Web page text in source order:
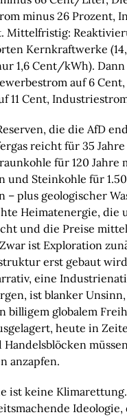
minus 26 Prozent,
Mittelfristig:
Kernkraftwerke
1,6 Cent/kWh).
auf 6 Cent,
11 Cent,
die die AfD
reicht für 35 Jahre
für 120 Jahre
und Steinkohle für
– plus geologischer
Heimatenergie, die
und die Preise
ist Exploration
erst gebaut
eine
ist blanker
billigem globalem
heute in
anzapfen.
ist keine
Ideologie,